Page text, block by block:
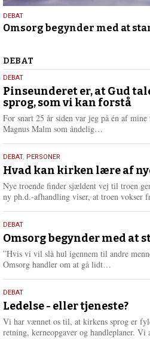
9.
juli
DEBAT
Omsorg begynder med at
Debat
DEBAT
5.
august
2026
DEBAT
Pinseunderet er, at Gud
sprog, som vi kan forstå
For snart 25 år siden var jeg på én af
Magnus Malm som åndelig…
e
r
e
25.
juli
2026
DEBAT, PERSONER
Hvad kan kirken lære af
Nye troende finder sjældent vej til troen
ny ph.d.-afhandling viser, at troen vokser
9.
juli
2026
DEBAT
Omsorg begynder med at
”Hvis vi vil slå hul igennem til andre
Omsorg handler om at gå lidt…
e
r
e
10.
juni
2026
DEBAT
Ledelse - eller tjeneste?
Vi har vænnet os til, at kirkens sprog er
retning, kerneopgaver og handleplaner.